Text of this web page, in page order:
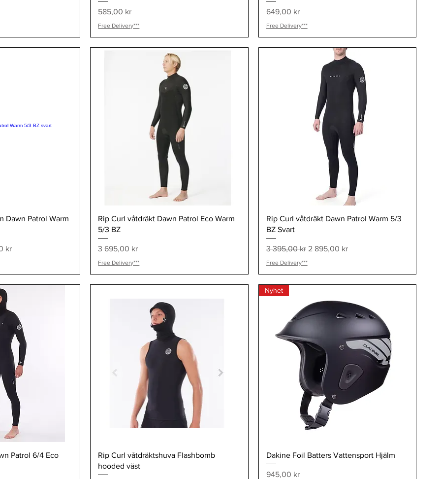
Pris
585,00 kr
Free Delivery***
Pris
649,00 kr
Free Delivery***
Dawn Patrol Warm
kr
Snabbvisning
Rip Curl våtdräkt Dawn Patrol Eco Warm
5/3 BZ
Pris
3 695,00 kr
Free Delivery***
Snabbvisning
Rip Curl våtdräkt Dawn Patrol Warm 5/3
BZ Svart
Ordinarie pris
3 395,00 kr Reapris
2 895,00 kr
Free Delivery***
Patrol 6/4 Eco
Snabbvisning
Rip Curl våtdräktshuva Flashbomb
hooded väst
Snabbvisning
Nyhet
Dakine Foil Batters Vattensport Hjälm
Pris
945,00 kr